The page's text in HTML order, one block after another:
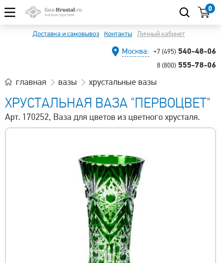
0
Доставка и самовывоз Контакты Личный кабинет
Москва: +7 (495) 540-48-06
8 (800) 555-78-06
главная вазы хрустальные вазы
ХРУСТАЛЬНАЯ ВАЗА "ПЕРВОЦВЕТ"
Арт. 170252, Ваза для цветов из цветного хрусталя.